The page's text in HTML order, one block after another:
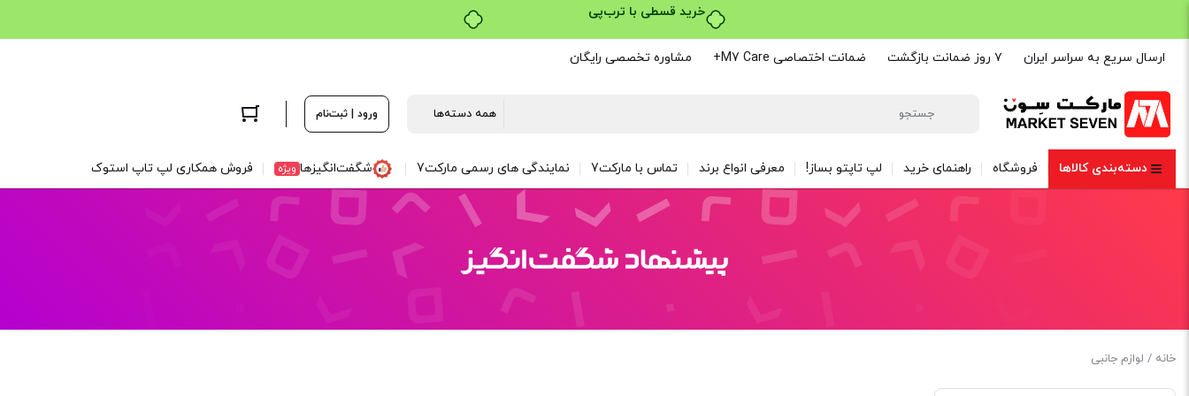
۴ قسط، بدون کارمزد
ارسال سریع به سراسر ایران ۷ روز ضمانت بازگشت ضمانت اختصاصی M7 Care+ مشاوره تخصصی رایگان
ورود | ثبت‌نام
دسته‌بندی کالاها فروشگاه راهنمای خرید لپ تاپتو بساز! معرفی انواع برند تماس با مارکت7 نمایندگی های رسمی مارکت7 شگفت‌انگیزها ویژه فروش همکاری لپ تاپ استوک
خانه / لوازم جانبی